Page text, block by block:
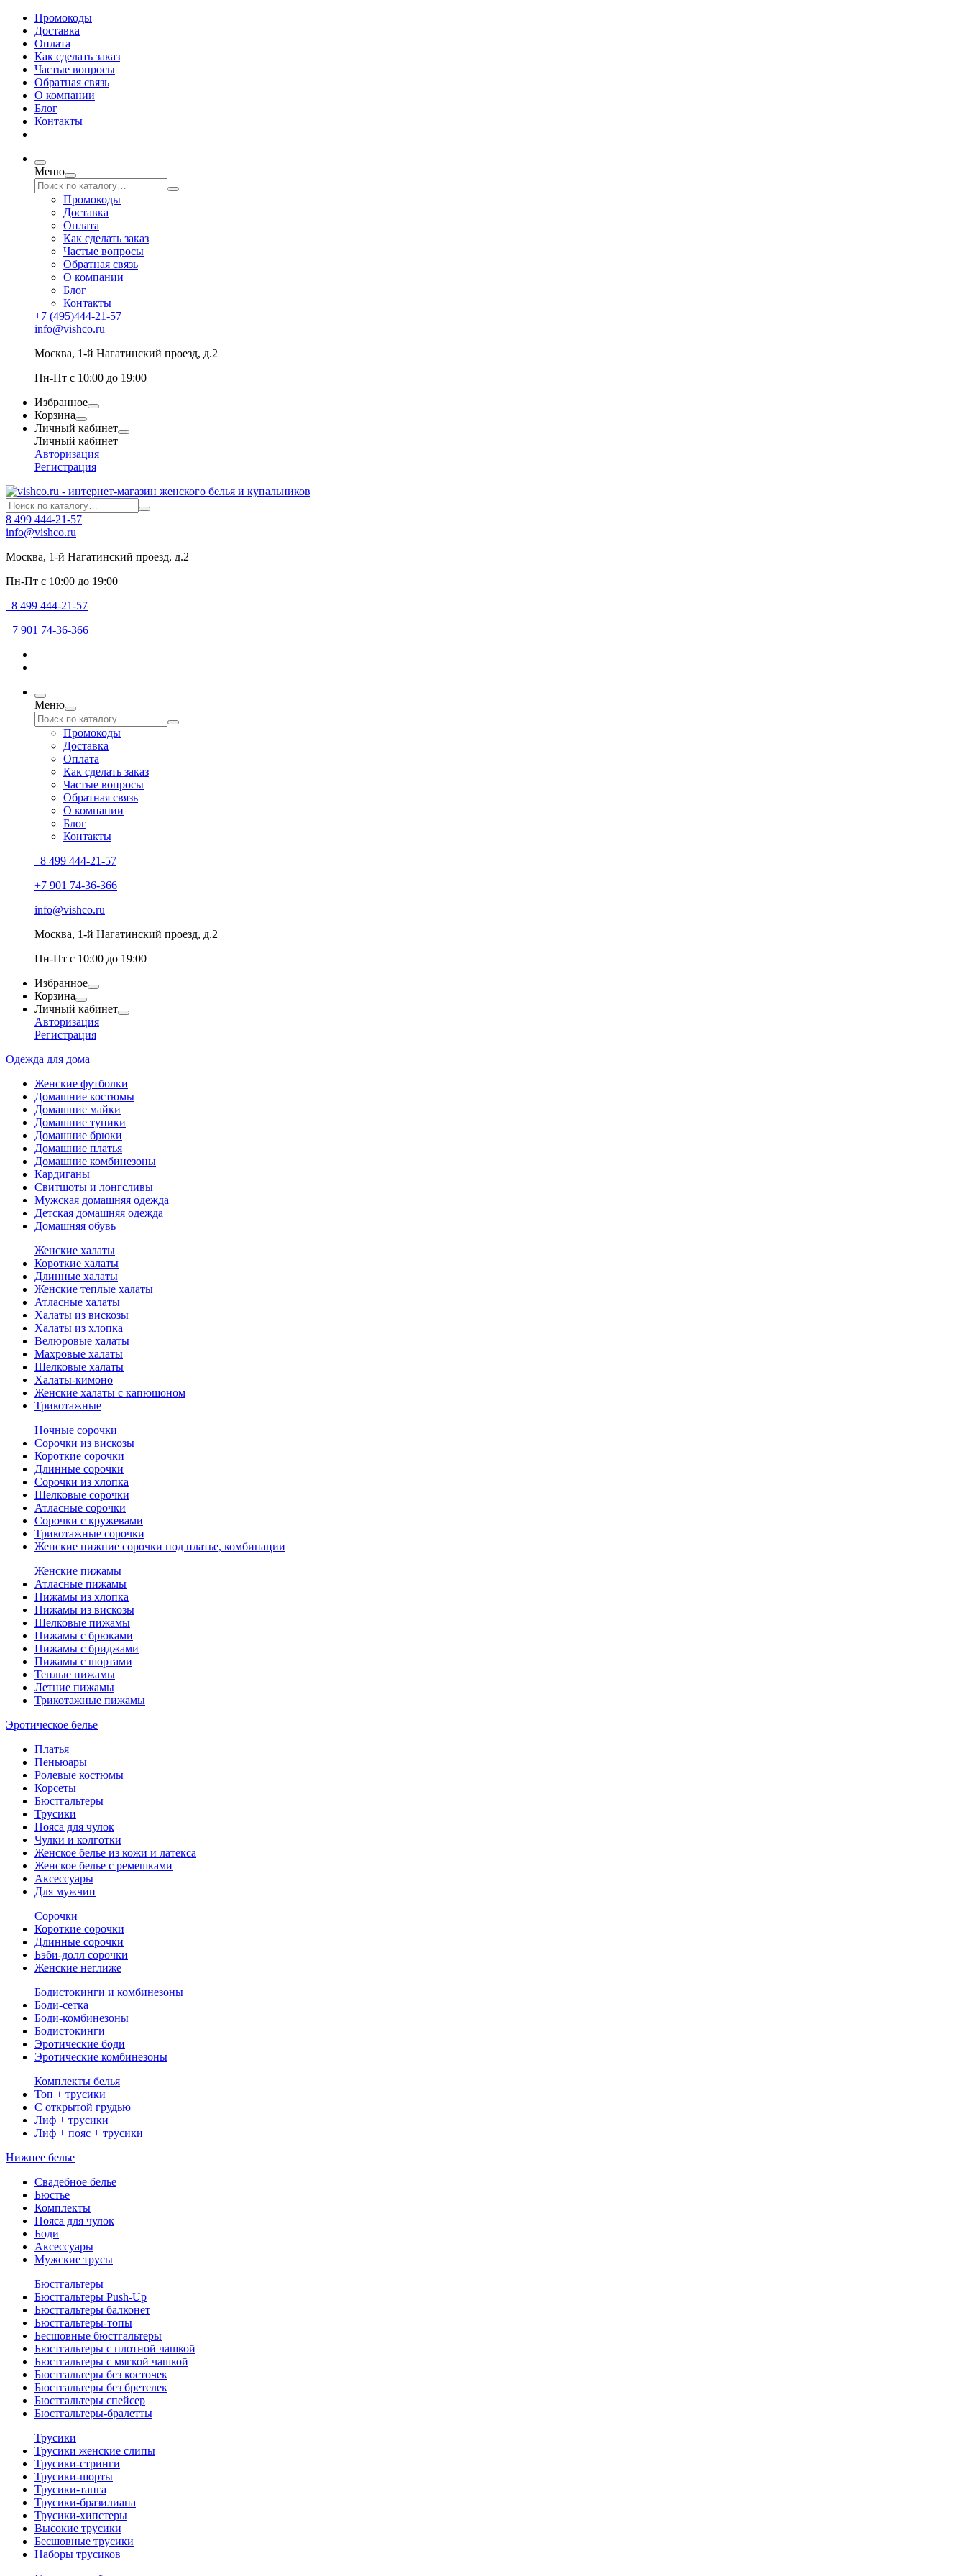
Промокоды
Доставка
Оплата
Как сделать заказ
Частые вопросы
Обратная связь
О компании
Блог
Контакты
Меню
Промокоды
Доставка
Оплата
Как сделать заказ
Частые вопросы
Обратная связь
О компании
Блог
Контакты
+7 (495)444-21-57
info@vishco.ru
Москва, 1-й Нагатинский проезд, д.2
Пн-Пт с 10:00 до 19:00
Избранное
Корзина
Личный кабинет
Личный кабинет
Авторизация
Регистрация
8 499 444-21-57
info@vishco.ru
Москва, 1-й Нагатинский проезд, д.2
Пн-Пт с 10:00 до 19:00
8 499 444-21-57
+7 901 74-36-366
Меню
Промокоды
Доставка
Оплата
Как сделать заказ
Частые вопросы
Обратная связь
О компании
Блог
Контакты
8 499 444-21-57
+7 901 74-36-366
info@vishco.ru
Москва, 1-й Нагатинский проезд, д.2
Пн-Пт с 10:00 до 19:00
Избранное
Корзина
Личный кабинет
Авторизация
Регистрация
Одежда для дома
Женские футболки
Домашние костюмы
Домашние майки
Домашние туники
Домашние брюки
Домашние платья
Домашние комбинезоны
Кардиганы
Свитшоты и лонгсливы
Мужская домашняя одежда
Детская домашняя одежда
Домашняя обувь
Женские халаты
Короткие халаты
Длинные халаты
Женские теплые халаты
Атласные халаты
Халаты из вискозы
Халаты из хлопка
Велюровые халаты
Махровые халаты
Шелковые халаты
Халаты-кимоно
Женские халаты с капюшоном
Трикотажные
Ночные сорочки
Сорочки из вискозы
Короткие сорочки
Длинные сорочки
Сорочки из хлопка
Шелковые сорочки
Атласные сорочки
Сорочки с кружевами
Трикотажные сорочки
Женские нижние сорочки под платье, комбинации
Женские пижамы
Атласные пижамы
Пижамы из хлопка
Пижамы из вискозы
Шелковые пижамы
Пижамы с брюками
Пижамы с бриджами
Пижамы с шортами
Теплые пижамы
Летние пижамы
Трикотажные пижамы
Эротическое белье
Платья
Пеньюары
Ролевые костюмы
Корсеты
Бюстгальтеры
Трусики
Пояса для чулок
Чулки и колготки
Женское белье из кожи и латекса
Женское белье с ремешками
Аксессуары
Для мужчин
Сорочки
Короткие сорочки
Длинные сорочки
Бэби-долл сорочки
Женские неглиже
Бодистокинги и комбинезоны
Боди-сетка
Боди-комбинезоны
Бодистокинги
Эротические боди
Эротические комбинезоны
Комплекты белья
Топ + трусики
С открытой грудью
Лиф + трусики
Лиф + пояс + трусики
Нижнее белье
Свадебное белье
Бюстье
Комплекты
Пояса для чулок
Боди
Аксессуары
Мужские трусы
Бюстгальтеры
Бюстгальтеры Push-Up
Бюстгальтеры балконет
Бюстгальтеры-топы
Бесшовные бюстгальтеры
Бюстгальтеры с плотной чашкой
Бюстгальтеры с мягкой чашкой
Бюстгальтеры без косточек
Бюстгальтеры без бретелек
Бюстгальтеры спейсер
Бюстгальтеры-бралетты
Трусики
Трусики женские слипы
Трусики-стринги
Трусики-шорты
Трусики-танга
Трусики-бразилиана
Трусики-хипстеры
Высокие трусики
Бесшовные трусики
Наборы трусиков